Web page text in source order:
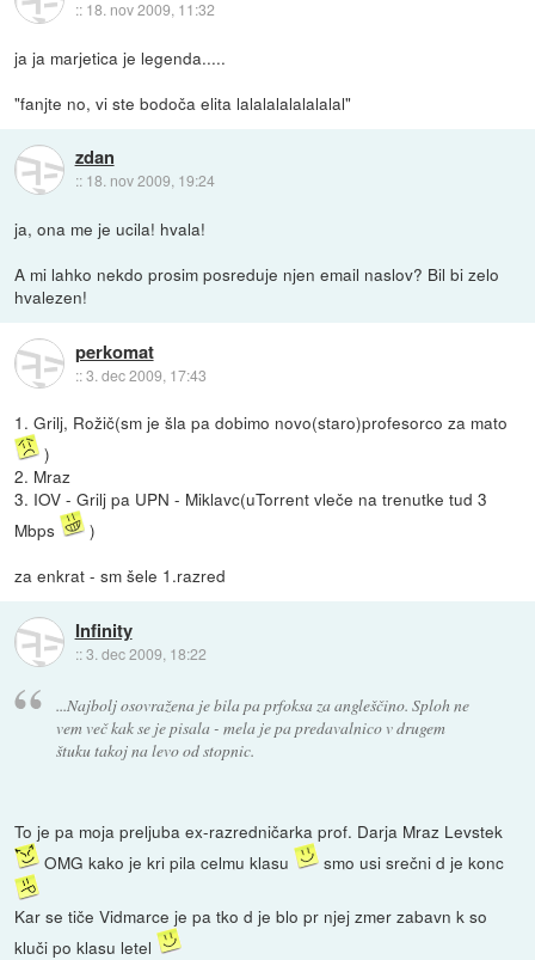
:: 18. nov 2009, 11:32
ja ja marjetica je legenda.....
"fanjte no, vi ste bodoča elita lalalalalalalalal"
zdan
:: 18. nov 2009, 19:24
ja, ona me je ucila! hvala!
A mi lahko nekdo prosim posreduje njen email naslov? Bil bi zelo
hvalezen!
perkomat
::3. dec 2009, 17:43
1. Grilj, Rožič(sm je šla pa dobimo novo(staro)profesorco za mato
)
2. Mraz
3. IOV - Grilj pa UPN - Miklavc(uTorrent vleče na trenutke tud 3
Mbps
)
za enkrat - sm šele 1.razred
Infinity
::3. dec 2009, 18:22
...Najbolj osovražena je bila pa prfoksa za angleščino. Sploh ne
vem več kak se je pisala - mela je pa predavalnico v drugem
štuku takoj na levo od stopnic.
To je pa moja preljuba ex-razredničarka prof. Darja Mraz Levstek
OMG kako je kri pila celmu klasu
smo usi srečni d je konc
Kar se tiče Vidmarce je pa tko d je blo pr njej zmer zabavn k so
kluči po klasu letel